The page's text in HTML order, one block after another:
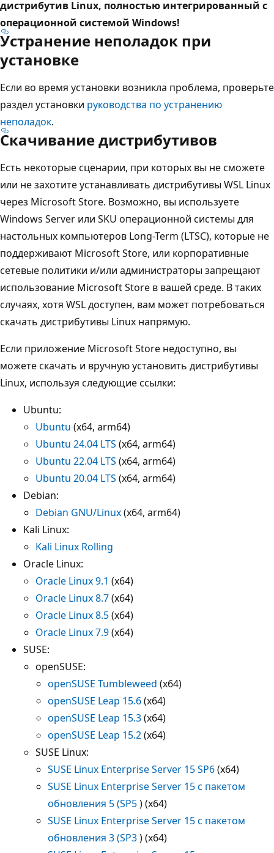
дистрибутив Linux, полностью интегрированный с
операционной системой Windows!
Устранение неполадок при
установке
Если во время установки возникла проблема, проверьте
раздел установки руководства по устранению
неполадок.
Скачивание дистрибутивов
Есть некоторые сценарии, при которых вы не сможете
или не захотите устанавливать дистрибутивы WSL Linux
через Microsoft Store. Возможно, вы используете
Windows Server или SKU операционной системы для
настольных компьютеров Long-Term (LTSC), которые не
поддерживают Microsoft Store, или корпоративные
сетевые политики и/или администраторы запрещают
использование Microsoft Store в вашей среде. В таких
случаях, хотя WSL доступен, вам может потребоваться
скачать дистрибутивы Linux напрямую.
Если приложение Microsoft Store недоступно, вы
можете скачать и вручную установить дистрибутивы
Linux, используя следующие ссылки:
Ubuntu:
Ubuntu (x64, arm64)
Ubuntu 24.04 LTS (x64, arm64)
Ubuntu 22.04 LTS (x64, arm64)
Ubuntu 20.04 LTS (x64, arm64)
Debian:
Debian GNU/Linux(x64, arm64)
Kali Linux:
Kali Linux Rolling
Oracle Linux:
Oracle Linux 9.1 (x64)
Oracle Linux 8.7(x64)
Oracle Linux 8.5(x64)
Oracle Linux 7.9(x64)
SUSE:
openSUSE:
openSUSE Tumbleweed (x64)
openSUSE Leap 15.6(x64)
openSUSE Leap 15.3(x64)
openSUSE Leap 15.2(x64)
SUSE Linux:
SUSE Linux Enterprise Server 15 SP6(x64)
SUSE Linux Enterprise Server 15 с пакетом
обновления 5 (SP5) (x64)
SUSE Linux Enterprise Server 15 с пакетом
обновления 3 (SP3) (x64)